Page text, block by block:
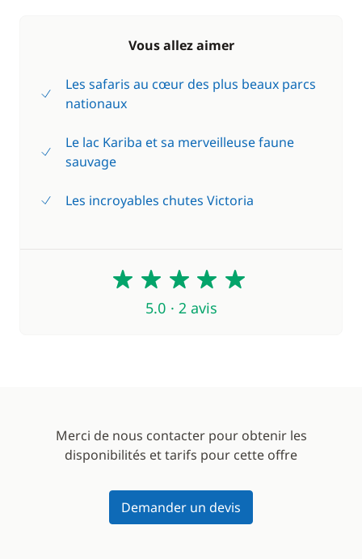
Vous allez aimer
Les safaris au cœur des plus beaux parcs
nationaux
Le lac Kariba et sa merveilleuse faune
sauvage
Les incroyables chutes Victoria
5.0 · 2 avis
Merci de nous contacter pour obtenir les
disponibilités et tarifs pour cette offre
Demander un devis